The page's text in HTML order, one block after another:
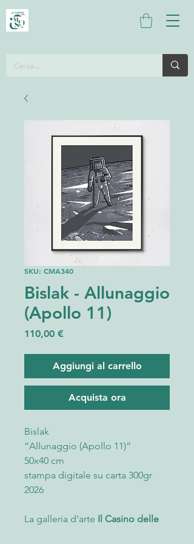
SKU: CMA340
Bislak - Allunaggio
(Apollo 11)
110,00 €
Aggiungi al carrello
Acquista ora
Bislak
“Allunaggio (Apollo 11)”
50x40 cm
stampa digitale su carta 300gr
2026
La galleria d’arte Il Casino delle